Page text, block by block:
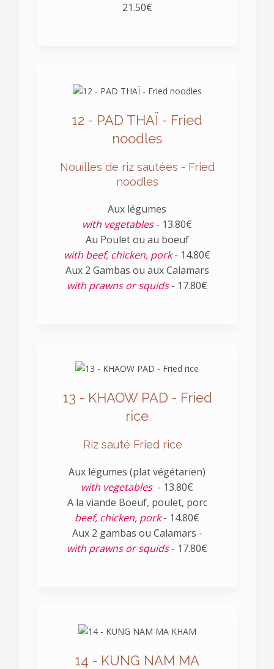
21.50€
12 - PAD THAÏ - Fried
noodles
Nouilles de riz sautées - Fried
noodles
Aux légumes
with vegetables- 13.80€
Au Poulet ou au boeuf
with beef, chicken, pork- 14.80€
Aux 2 Gambas ou aux Calamars
with prawns or squids- 17.80€
13 - KHAOW PAD - Fried
rice
Riz sauté Fried rice
Aux légumes (plat végétarien)
with vegetables- 13.80€
A la viande Boeuf, poulet, porc
beef, chicken, pork- 14.80€
Aux 2 gambas ou Calamars -
with prawns or squids- 17.80€
14 - KUNG NAM MA